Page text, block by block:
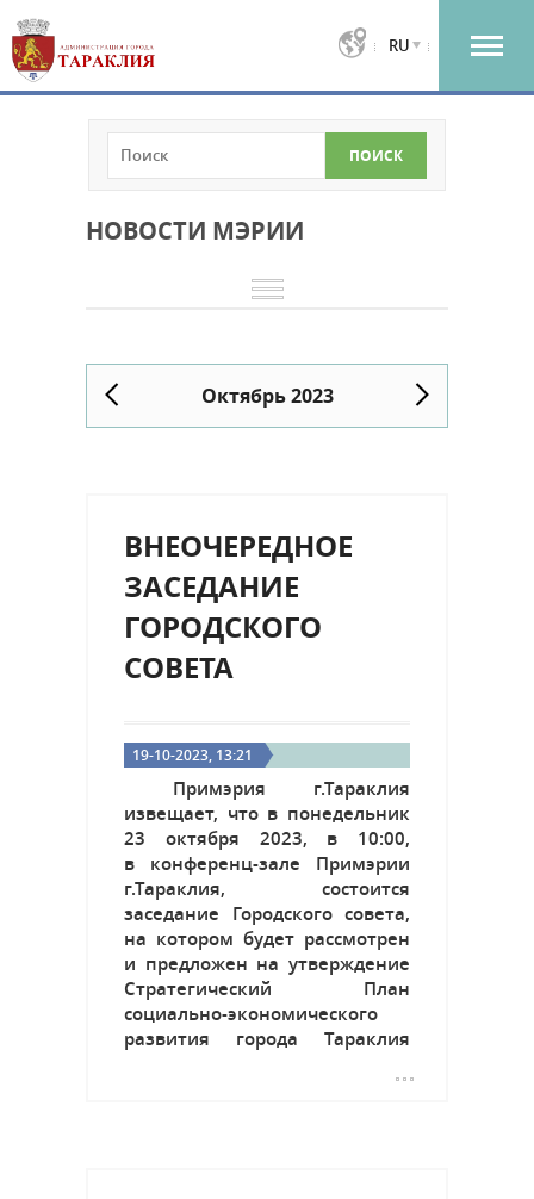
RU
НОВОСТИ МЭРИИ
Октябрь 2023
ВНЕОЧЕРЕДНОЕ
ЗАСЕДАНИЕ
ГОРОДСКОГО
СОВЕТА
19-10-2023, 13:21
Примэрия г.Тараклия
извещает, что в понедельник
23 октября 2023, в 10:00,
в конференц-зале Примэрии
г.Тараклия, состоится
заседание Городского совета,
на котором будет рассмотрен
и предложен на утверждение
Стратегический План
социально-экономического
развития города Тараклия